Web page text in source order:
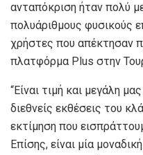
ανταπόκριση ήταν πολύ
πολυάριθμους φυσικούς
χρήστες που απέκτησαν
πλατφόρμα Plus στην
“Είναι τιμή και μεγάλη
διεθνείς εκθέσεις του
εκτίμηση που
Επίσης, είναι μία